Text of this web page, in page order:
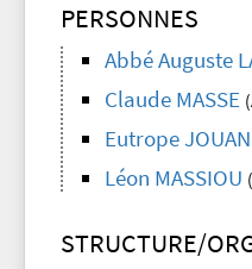
PERSONNES
Abbé Auguste
Claude MASSE
Eutrope JOUAN
Léon MASSIOU
STRUCTURE/